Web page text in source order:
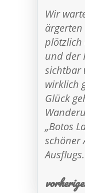
Wir
plötzlich
und der
sichtbar
wirklich
Glück
„Botos
schöner
Ausflugs.